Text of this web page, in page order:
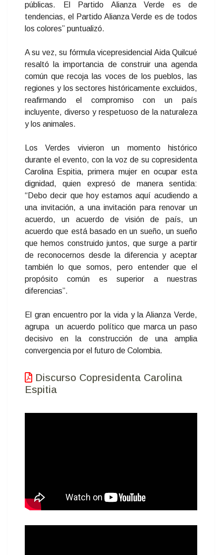
públicas. El Partido Alianza Verde es de
tendencias, el Partido Alianza Verde es de todos
los colores” puntualizó.
A su vez, su fórmula vicepresidencial Aida Quilcué
resaltó la importancia de construir una agenda
común que recoja las voces de los pueblos, las
regiones y los sectores históricamente excluidos,
reafirmando el compromiso con un país
incluyente, diverso y respetuoso de la naturaleza
y los animales.
Los Verdes vivieron un momento histórico
durante el evento, con la voz de su copresidenta
Carolina Espitia, primera mujer en ocupar esta
dignidad, quien expresó de manera sentida:
“Debo decir que hoy estamos aquí acudiendo a
una invitación, a una invitación para renovar un
acuerdo, un acuerdo de visión de país, un
acuerdo que está basado en un sueño, un sueño
que hemos construido juntos, que surge a partir
de reconocernos desde la diferencia y aceptar
también lo que somos, pero entender que el
propósito común es superior a nuestras
diferencias”.
El gran encuentro por la vida y la Alianza Verde,
agrupa un acuerdo político que marca un paso
decisivo en la construcción de una amplia
convergencia por el futuro de Colombia.
Discurso Copresidenta Carolina
Espitia